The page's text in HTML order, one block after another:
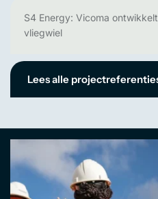
S4 Energy: Vicoma
vliegwiel
Lees alle